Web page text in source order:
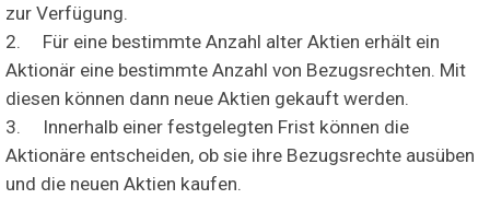
zur Verfügung.
2. Für eine bestimmte Anzahl alter Aktien erhält ein
Aktionär eine bestimmte Anzahl von Bezugsrechten. Mit
diesen können dann neue Aktien gekauft werden.
3. Innerhalb einer festgelegten Frist können die
Aktionäre entscheiden, ob sie ihre Bezugsrechte ausüben
und die neuen Aktien kaufen.